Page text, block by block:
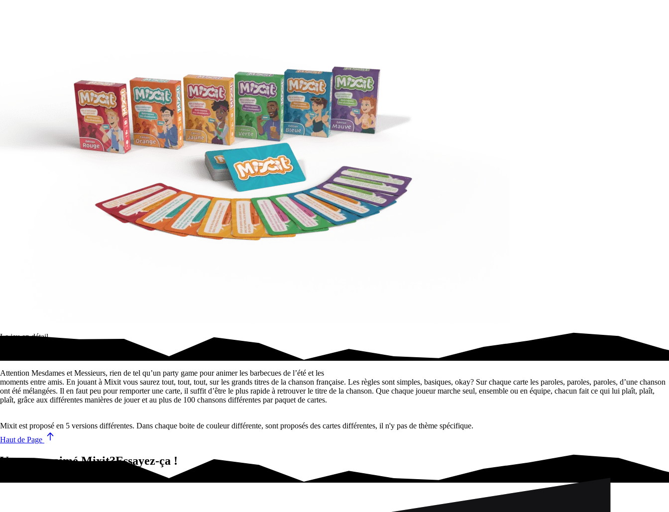
Le jeu en détail
Attention Mesdames et Messieurs, rien de tel qu’un party game pour animer les barbecues de l’été et les
moments entre amis. En jouant à Mixit vous saurez tout, tout, tout, sur les grands titres de la chanson française. Les règles sont simples, basiques, okay? Sur chaque carte les paroles, paroles, paroles, d’une chanson
ont été mélangées. Il en faut peu pour remporter une carte, il suffit d’être le plus rapide à retrouver le titre de la chanson. Que chaque joueur marche seul, ensemble ou en équipe, chacun fait ce qui lui plaît, plaît,
plaît, grâce aux différentes manières de jouer et au plus de 100 chansons différentes par paquet de cartes.
Mixit est proposé en 5 versions différentes. Dans chaque boite de couleur différente, sont proposés des cartes différentes, il n'y pas de thème spécifique.
Haut de Page
Vous avez aimé Mixit?Essayez-ça !